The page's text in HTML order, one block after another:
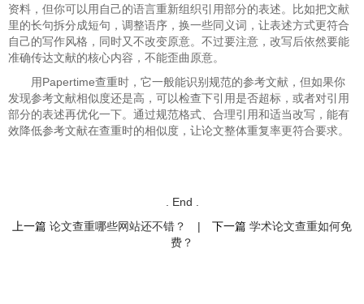
资料，但你可以用自己的语言重新组织引用部分的表述。比如把文献
里的长句拆分成短句，调整语序，换一些同义词，让表述方式更符合
自己的写作风格，同时又不改变原意。不过要注意，改写后依然要能
准确传达文献的核心内容，不能歪曲原意。
用Papertime查重时，它一般能识别规范的参考文献，但如果你
发现参考文献相似度还是高，可以检查下引用是否超标，或者对引用
部分的表述再优化一下。通过规范格式、合理引用和适当改写，能有
效降低参考文献在查重时的相似度，让论文整体重复率更符合要求。
. End .
上一篇 论文查重哪些网站还不错？ | 下一篇 学术论文查重如何免
费？